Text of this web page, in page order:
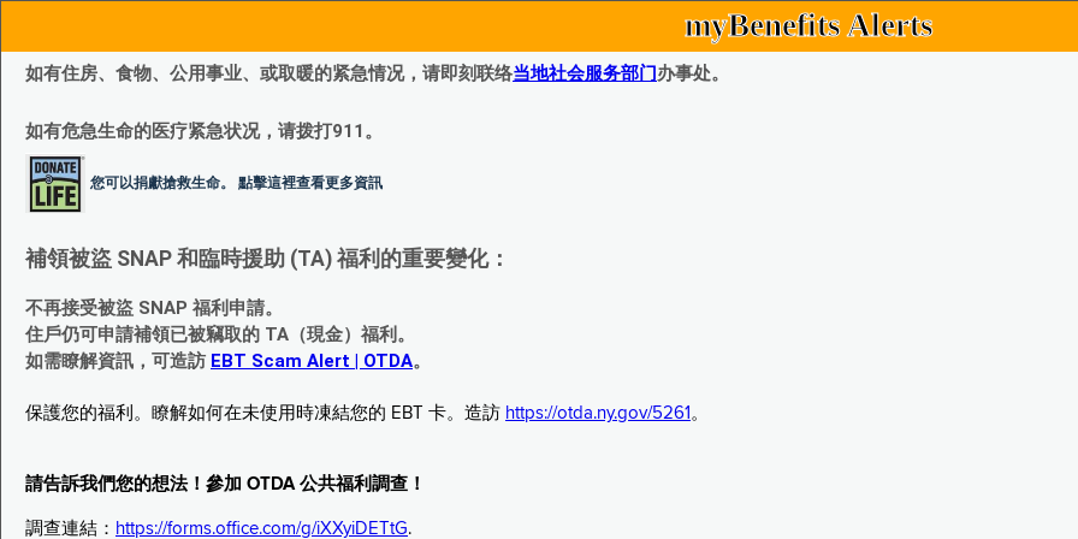
myBenefits Alerts
如有住房、食物、公用事业、或取暖的紧急情况，请即刻联络当地社会服务部门办事处。
如有危急生命的医疗紧急状况，请拨打911。
您可以捐獻搶救生命。 點擊這裡查看更多資訊
補領被盜 SNAP 和臨時援助 (TA) 福利的重要變化：
不再接受被盜 SNAP 福利申請。
住戶仍可申請補領已被竊取的 TA（現金）福利。
如需瞭解資訊，可造訪 EBT Scam Alert | OTDA。
保護您的福利。瞭解如何在未使用時凍結您的 EBT 卡。造訪 https://otda.ny.gov/5261 。
請告訴我們您的想法！參加 OTDA 公共福利調查！
調查連結： https://forms.office.com/g/iXXyiDETtG.